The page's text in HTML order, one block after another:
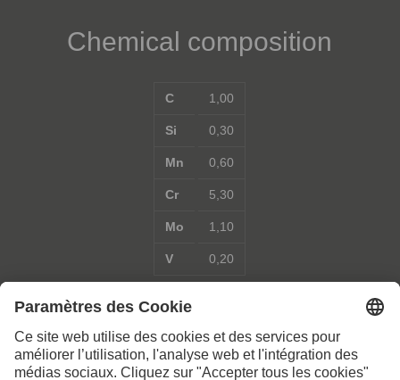
Chemical composition
C
Si
Mn
Cr
Mo
V
1,00
0,30
0,60
5,30
1,10
0,20